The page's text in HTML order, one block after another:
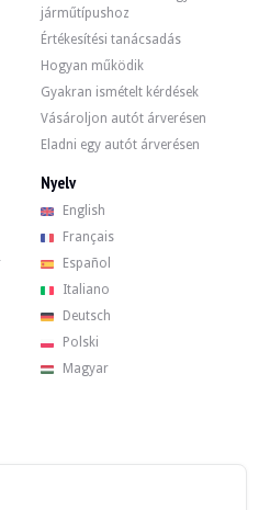
járműtípushoz
Értékesítési tanácsadás
Hogyan működik
Gyakran ismételt kérdések
Vásároljon autót árverésen
Eladni egy autót árverésen
Nyelv
English
Français
Español
Italiano
Deutsch
Polski
Magyar